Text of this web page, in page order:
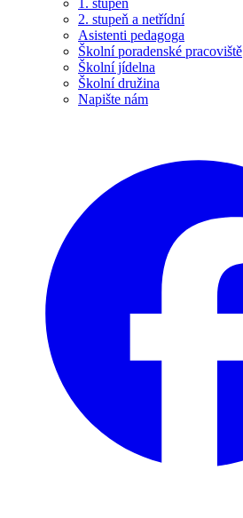
1. stupeň
2. stupeň a netřídní
Asistenti pedagoga
Školní poradenské pracoviště
Školní jídelna
Školní družina
Napište nám